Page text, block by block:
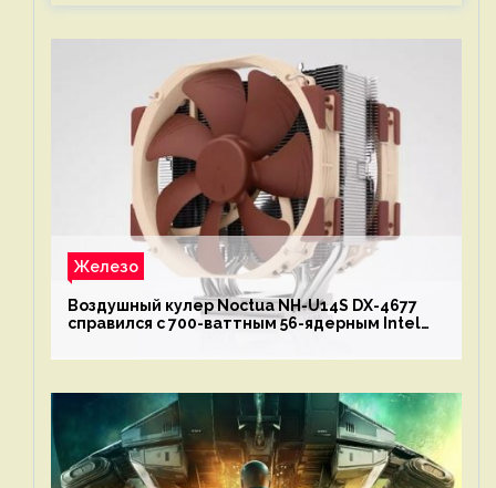
Железо
Воздушный кулер Noctua NH-U14S DX-4677
справился с 700-ваттным 56-ядерным Intel